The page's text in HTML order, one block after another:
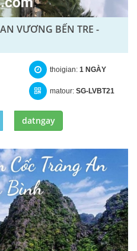
VƯƠNG BẾN TRE -
thoigian: 1 NGÀY
matour: SG-LVBT21
datngay